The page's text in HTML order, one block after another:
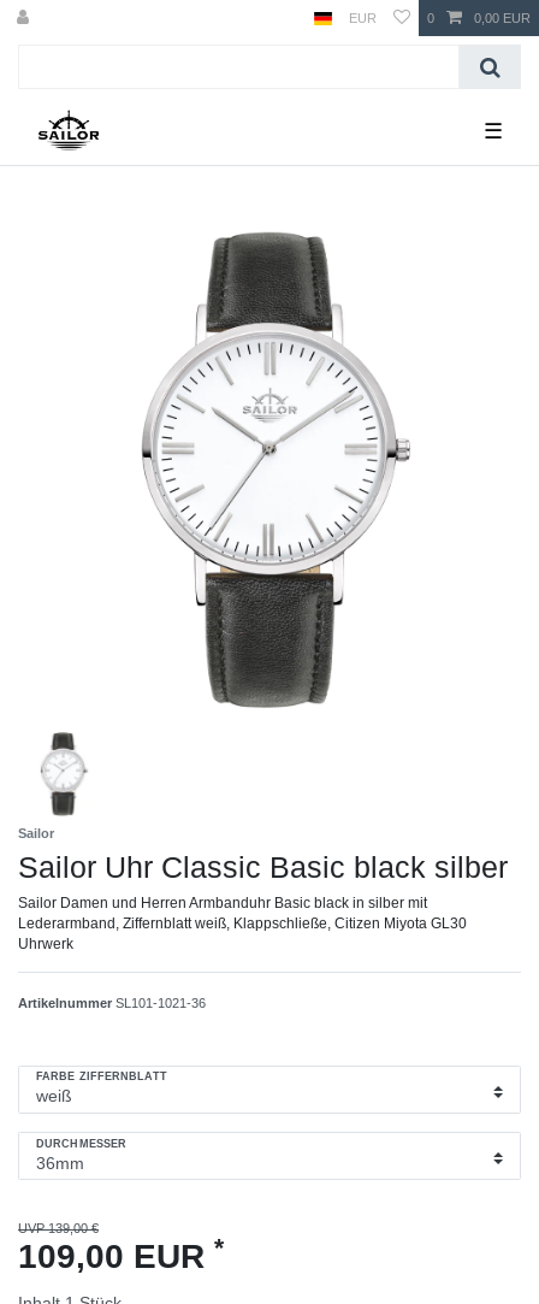
EUR 0 0,00 EUR
☰
Sailor
Sailor Uhr Classic Basic black silber
Sailor Damen und Herren Armbanduhr Basic black in silber mit
Lederarmband, Ziffernblatt weiß, Klappschließe, Citizen Miyota GL30
Uhrwerk
Artikelnummer SL101-1021-36
FARBE ZIFFERNBLATT
DURCHMESSER
UVP 139,00 €
109,00 EUR *